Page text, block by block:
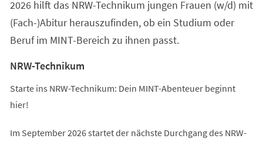
2026 hilft das NRW-Technikum jungen Frauen (w/d) mit
(Fach-)Abitur herauszufinden, ob ein Studium oder
Beruf im MINT-Bereich zu ihnen passt.
NRW-Technikum
Starte ins NRW-Technikum: Dein MINT-Abenteuer beginnt
hier!
Im September 2026 startet der nächste Durchgang des NRW-